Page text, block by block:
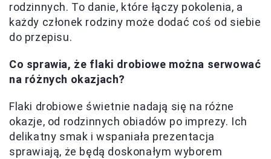
rodzinnych. To danie, które łączy pokolenia, a
każdy członek rodziny może dodać coś od siebie
do przepisu.
Co sprawia, że flaki drobiowe można serwować
na różnych okazjach?
Flaki drobiowe świetnie nadają się na różne
okazje, od rodzinnych obiadów po imprezy. Ich
delikatny smak i wspaniała prezentacja
sprawiają, że będą doskonałym wyborem